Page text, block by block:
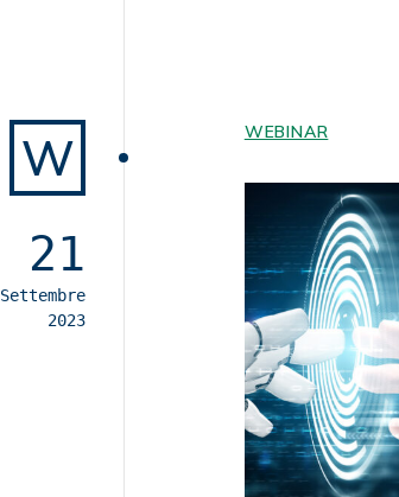
W
21
Settembre
2023
WEBINAR